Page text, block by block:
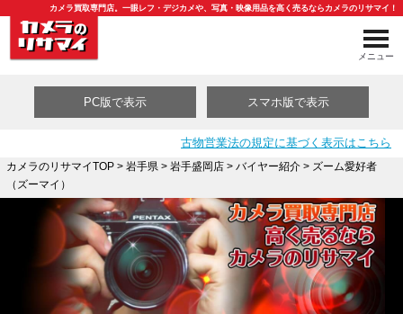
カメラ買取専門店。一眼レフ・デジカメや、写真・映像用品を高く売るならカメラのリサマイ！
メニュー
PC版で表示 スマホ版で表示
古物営業法の規定に基づく表示はこちら
カメラのリサマイTOP> 岩手県 > 岩手盛岡店> バイヤー紹介> ズーム愛好者
（ズーマイ）